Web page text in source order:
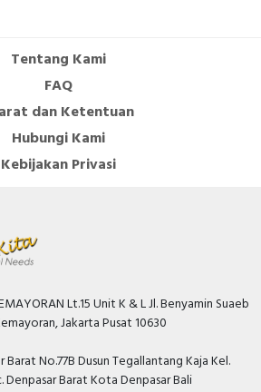
Tentang Kami
FAQ
dan Ketentuan
Hubungi Kami
Kebijakan Privasi
Lt.15 Unit K & L Jl. Benyamin Suaeb
Jakarta Pusat 10630
Barat No.77B Dusun Tegallantang Kaja Kel.
Barat Kota Denpasar Bali